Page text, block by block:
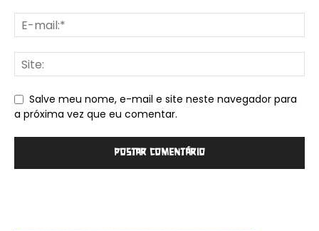
Salve meu nome, e-mail e site neste navegador para
a próxima vez que eu comentar.